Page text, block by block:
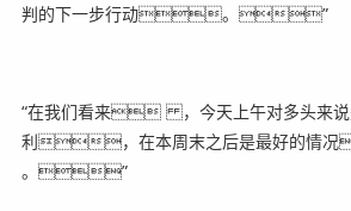
判的下一步行动。”
“在我们看来 ，今天上午对多头来说
利，在本周末之后是最好的情
。”